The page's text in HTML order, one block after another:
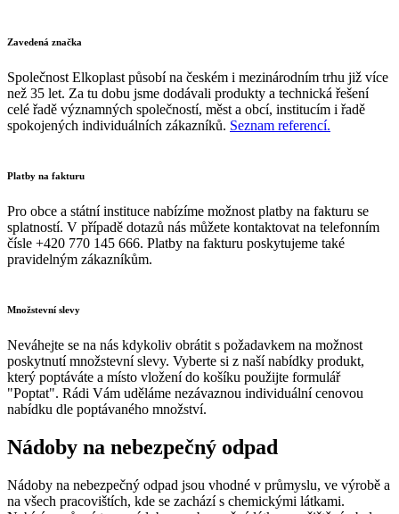
Zavedená značka
Společnost Elkoplast působí na českém i mezinárodním trhu již více
než 35 let. Za tu dobu jsme dodávali produkty a technická řešení
celé řadě významných společností, měst a obcí, institucím i řadě
spokojených individuálních zákazníků. Seznam referencí.
Platby na fakturu
Pro obce a státní instituce nabízíme možnost platby na fakturu se
splatností. V případě dotazů nás můžete kontaktovat na telefonním
čísle +420 770 145 666. Platby na fakturu poskytujeme také
pravidelným zákazníkům.
Množstevní slevy
Neváhejte se na nás kdykoliv obrátit s požadavkem na možnost
poskytnutí množstevní slevy. Vyberte si z naší nabídky produkt,
který poptáváte a místo vložení do košíku použijte formulář
"Poptat". Rádi Vám uděláme nezávaznou individuální cenovou
nabídku dle poptávaného množství.
Nádoby na nebezpečný odpad
Nádoby na nebezpečný odpad jsou vhodné v průmyslu, ve výrobě a
na všech pracovištích, kde se zachází s chemickými látkami.